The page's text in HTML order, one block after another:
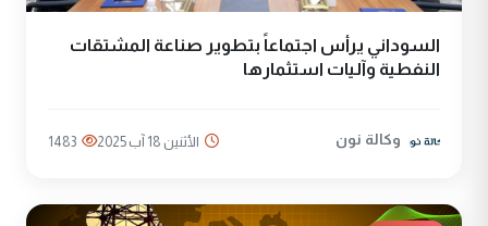
السوداني يرأس اجتماعاً بتطوير صناعة المشتقات
النفطية وآليات استثمارها
وكالة نون الأثنين 18 آب 2025 1483